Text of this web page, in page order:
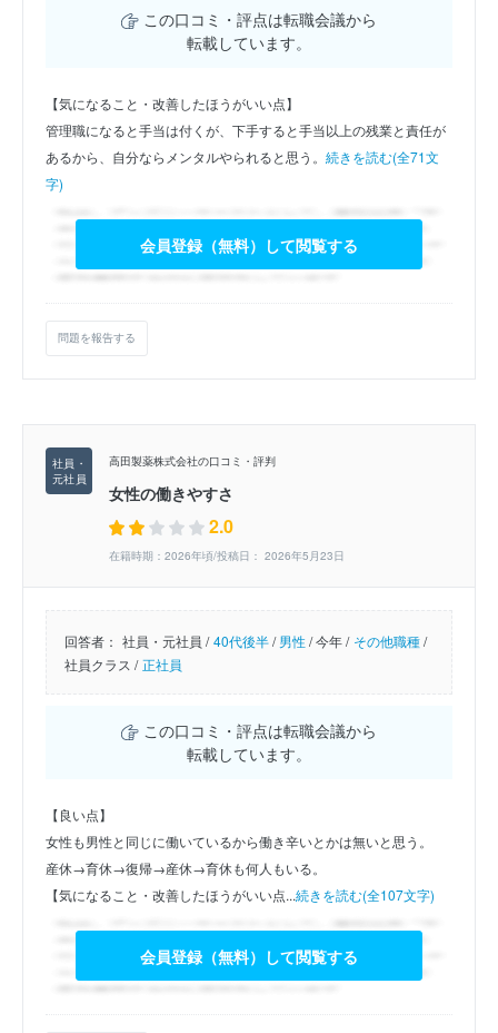
この口コミ・評点は転職会議から
転載しています。
【気になること・改善したほうがいい点】
管理職になると手当は付くが、下手すると手当以上の残業と責任が
あるから、自分ならメンタルやられると思う。 続きを読む(全71文
字)
会員登録（無料）して閲覧する
問題を報告する
高田製薬株式会社の口コミ・評判
女性の働きやすさ
2.0
在籍時期：2026年頃/投稿日： 2026年5月23日
回答者： 社員・元社員 / 40代後半/男性/今年 / その他職種/
社員クラス / 正社員
この口コミ・評点は転職会議から
転載しています。
【良い点】
女性も男性と同じに働いているから働き辛いとかは無いと思う。
産休→育休→復帰→産休→育休も何人もいる。
【気になること・改善したほうがいい点...続きを読む(全107文字)
会員登録（無料）して閲覧する